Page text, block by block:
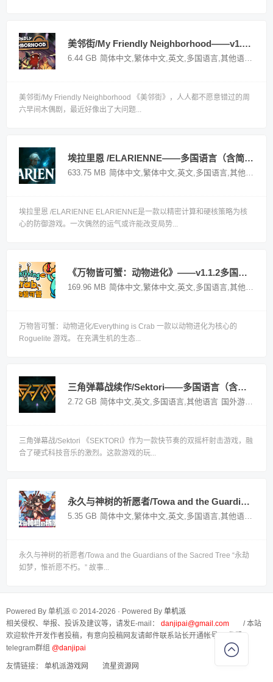
美邻街/My Friendly Neighborhood——v1.1.4多国语言（含简体中文）免安装解压即玩版
6.44 GB 简体中文,繁体中文,英文,多国语言,其他语言
美邻街/My Friendly Neighborhood 《美邻街》，人人都不愿意错过的周
六早间木偶剧，最近好像出了大问题...
埃拉里恩 /ELARIENNE——多国语言（含简体中文）免安装解压即玩版
633.75 MB 简体中文,繁体中文,英文,多国语言,其他语言
埃拉里恩 /ELARIENNE ELARIENNE是一款以精密计算和硬核策略为核
心的防御游戏。一次偶然的运气或许能改变局势...
《万物皆可蟹：动物进化》——v1.1.2多国语言（含简体中文）免安装解压即玩版
169.96 MB 简体中文,繁体中文,英文,多国语言,其他语言
万物皆可蟹：动物进化/Everything is Crab 一款以动物进化为核心的
Roguelite 游戏。 在充满生机的生态...
三角弹幕战续作/Sektori——多国语言（含简体中文）免安装解压即玩版
2.72 GB 简体中文,英文,多国语言,其他语言 国外游戏
三角弹幕战/Sektori 《SEKTORI》作为一款快节奏的双摇杆射击游戏，融
合了硬式科技音乐的激烈。这款游戏的玩...
永久与神树的祈愿者/Towa and the Guardians of the Sacred Tree——v1.4多国语言（含简体中文）免安装解压即玩版
5.35 GB 简体中文,繁体中文,英文,多国语言,其他语言
永久与神树的祈愿者/Towa and the Guardians of the Sacred Tree “永劫
如梦，惟祈愿不朽。” 故事...
Powered By 单机派 © 2014-2026 · Powered By 单机派
相关侵权、举报、投诉及建议等，请发E-mail： danjipai@gmail.com
/ 本站
欢迎软件开发作者投稿，有意向投稿网友请邮件联系站长开通帐号， 我们
telegram群组 @danjipai
友情链接： 单机派游戏网 流星资源网